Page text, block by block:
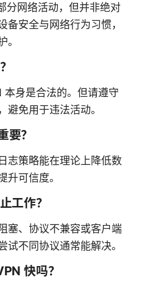
分网络活动，但并非绝对
备安全与网络行为习惯，
。
身是合法的。但请遵守
避免用于违法活动。
要？
志策略能在理论上降低数
升可信度。
工作？
塞、协议不兼容或客户端
试不同协议通常能解决。
快吗？